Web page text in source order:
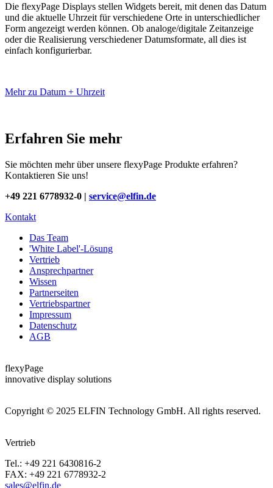
Die flexyPage Displays stellen Widgets bereit, mit denen das Datum
und die aktuelle Uhrzeit für verschiedene Orte in unterschiedlicher
Form angezeigt werden können. Ob analoge/digitale Zeitanzeige
oder die Realisierung verschiedener Datumsformate, all dies ist
einfach konfigurierbar.
Mehr zu Datum + Uhrzeit
Erfahren Sie mehr
Sie möchten mehr über unsere flexyPage Produkte erfahren?
Kontaktieren Sie uns!
+49 221 6778932-0 | service@elfin.de
Kontakt
Das Team
'White Label'-Lösung
Vertrieb
Ansprechpartner
Wissen
Partnerseiten
Vertriebspartner
Impressum
Datenschutz
AGB
flexyPage
innovative display solutions
Copyright © 2025 ELFIN Technology GmbH. All rights reserved.
Vertrieb
Tel.: +49 221 6430816-2
FAX: +49 221 6778932-2
sales@elfin.de